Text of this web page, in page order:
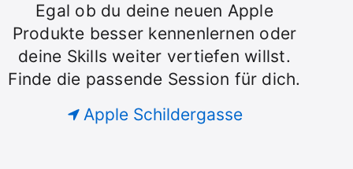
iPad,
die
anderen
helfen
Today
at
Apple
Egal ob du deine neuen Apple
Produkte besser kennenlernen oder
deine Skills weiter vertiefen willst.
Finde die passende Session für dich.
Apple Schildergasse